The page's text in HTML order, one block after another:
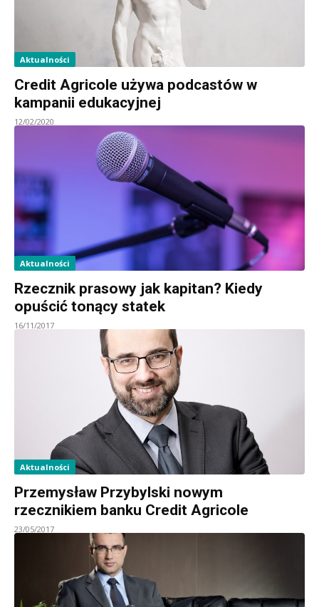
Aktualności
Credit Agricole używa podcastów w
kampanii edukacyjnej
12/02/2020
Aktualności
Rzecznik prasowy jak kapitan? Kiedy
opuścić tonący statek
16/11/2017
Aktualności
Przemysław Przybylski nowym
rzecznikiem banku Credit Agricole
23/05/2017